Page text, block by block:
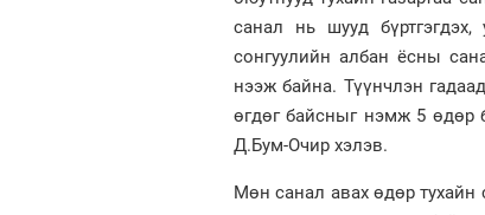
санал нь шууд
сонгуулийн албан ёсны
нээж байна. Түүнчлэн
өгдөг байсныг нэмж 5 өдөр
Д.Бум-Очир хэлэв.
Мөн санал авах өдөр тухайн